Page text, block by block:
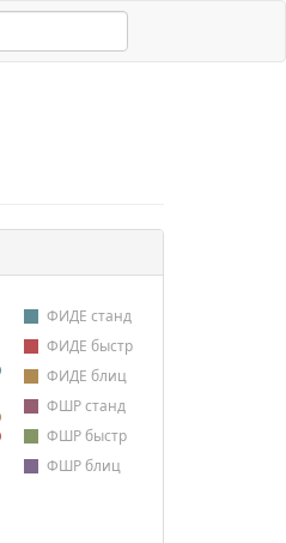
ФИДЕ станд
ФИДЕ быстр
ФИДЕ блиц
ФШР станд
ФШР быстр
ФШР блиц